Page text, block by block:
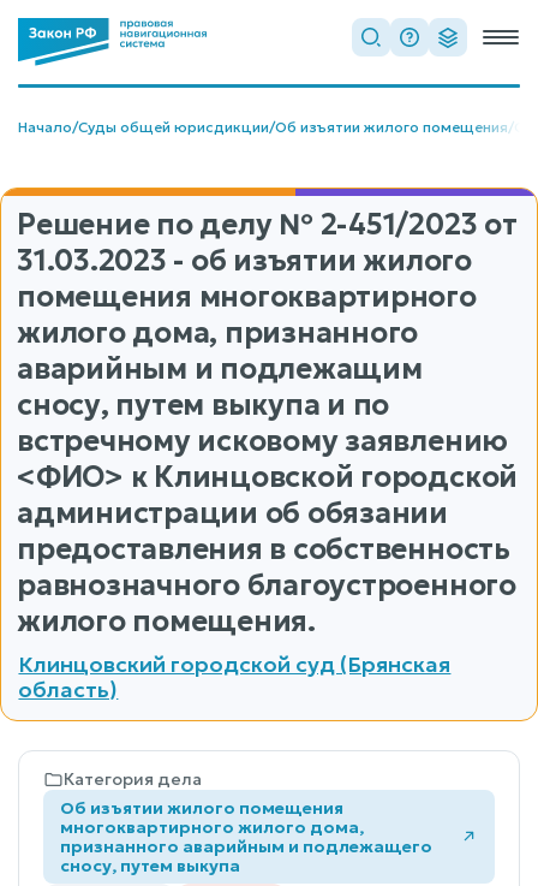
Начало/Суды общей юрисдикции/Об изъятии жилого помещения/
Решение по делу № 2-451/2023 от
31.03.2023 - об изъятии жилого
помещения многоквартирного
жилого дома, признанного
аварийным и подлежащим
сносу, путем выкупа и по
встречному исковому заявлению
<ФИО> к Клинцовской городской
администрации об обязании
предоставления в собственность
равнозначного благоустроенного
жилого помещения.
Клинцовский городской суд (Брянская
область)
Категория дела
Об изъятии жилого помещения
многоквартирного жилого дома,
признанного аварийным и подлежащего
сносу, путем выкупа